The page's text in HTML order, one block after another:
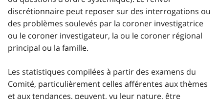
discrétionnaire peut reposer sur des interrogations ou
des problèmes soulevés par la coroner investigatrice
ou le coroner investigateur, la ou le coroner régional
principal ou la famille.
Les statistiques compilées à partir des examens du
Comité, particulièrement celles afférentes aux thèmes
et aux tendances, peuvent, vu leur nature, être